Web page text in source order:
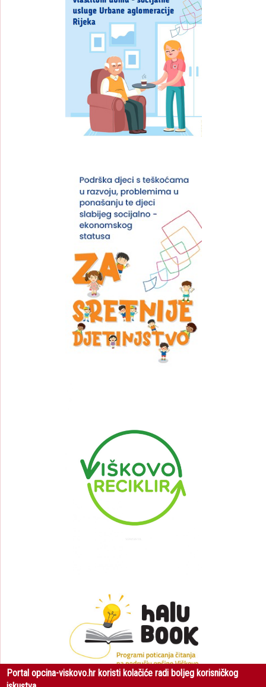
Portal opcina-viskovo.hr koristi kolačiće radi boljeg korisničkog